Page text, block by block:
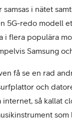
i nätet
5G-redo modell
i flera populära
Samsung
få se en rad
och
så kallat
som